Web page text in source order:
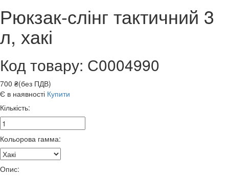
Рюкзак-слінг тактичний 3
л, хакі
Код товару: С0004990
700 ₴(без ПДВ)
Є в наявності Купити
Кількість:
Кольорова гамма:
Опис: